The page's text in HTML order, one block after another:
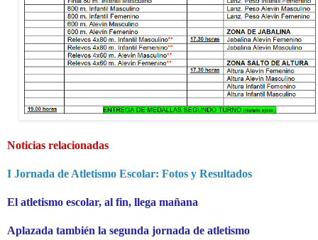
Noticias relacionadas
I Jornada de Atletismo Escolar: Fotos y Resultados
El atletismo escolar, al fin, llega mañana
Aplazada también la segunda jornada de atletismo